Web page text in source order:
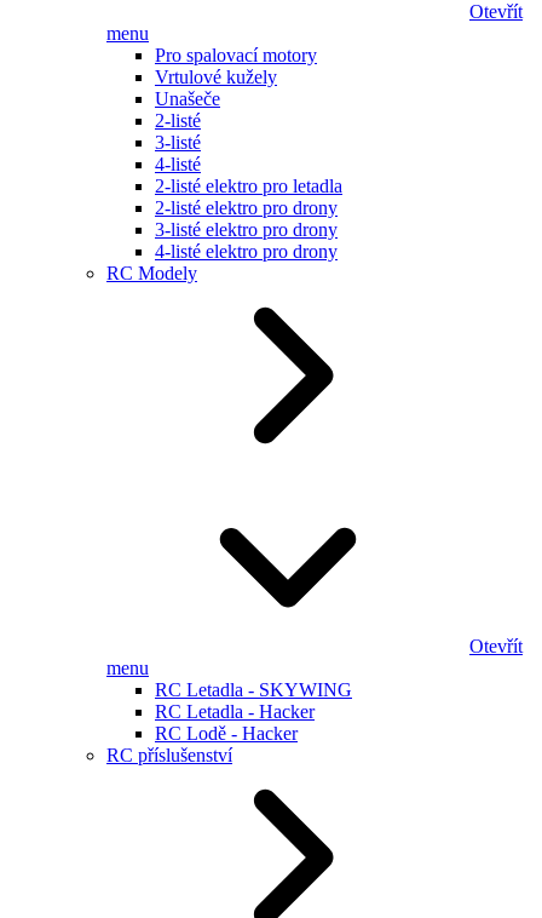
Otevřít
menu
Pro spalovací motory
Vrtulové kužely
Unašeče
2-listé
3-listé
4-listé
2-listé elektro pro letadla
2-listé elektro pro drony
3-listé elektro pro drony
4-listé elektro pro drony
RC Modely
Otevřít
menu
RC Letadla - SKYWING
RC Letadla - Hacker
RC Lodě - Hacker
RC příslušenství